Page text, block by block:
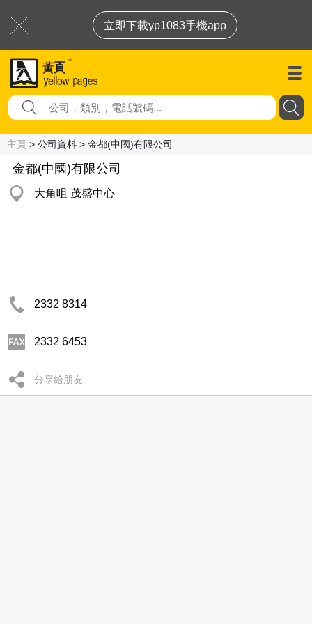
立即下載yp1083手機app
主頁 > 公司資料 > 金都(中國)有限公司
金都(中國)有限公司
大角咀 茂盛中心
2332 8314
2332 6453
分享給朋友